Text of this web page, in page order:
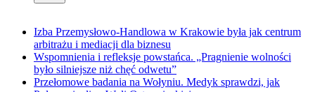
Izba Przemysłowo-Handlowa w Krakowie była jak centrum
arbitrażu i mediacji dla biznesu
Wspomnienia i refleksje powstańca. „Pragnienie wolności
było silniejsze niż chęć odwetu”
Przełomowe badania na Wołyniu. Medyk sprawdzi, jak